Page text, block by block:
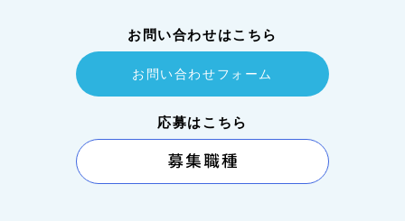
お問い合わせはこちら
お問い合わせフォーム
応募はこちら